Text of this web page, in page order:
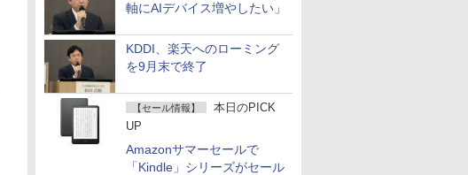
軸にAIデバイス増やしたい」
KDDI、楽天へのローミング
を9月末で終了
【セール情報】
本日のPICK
UP
Amazonサマーセールで
「Kindle」シリーズがセール